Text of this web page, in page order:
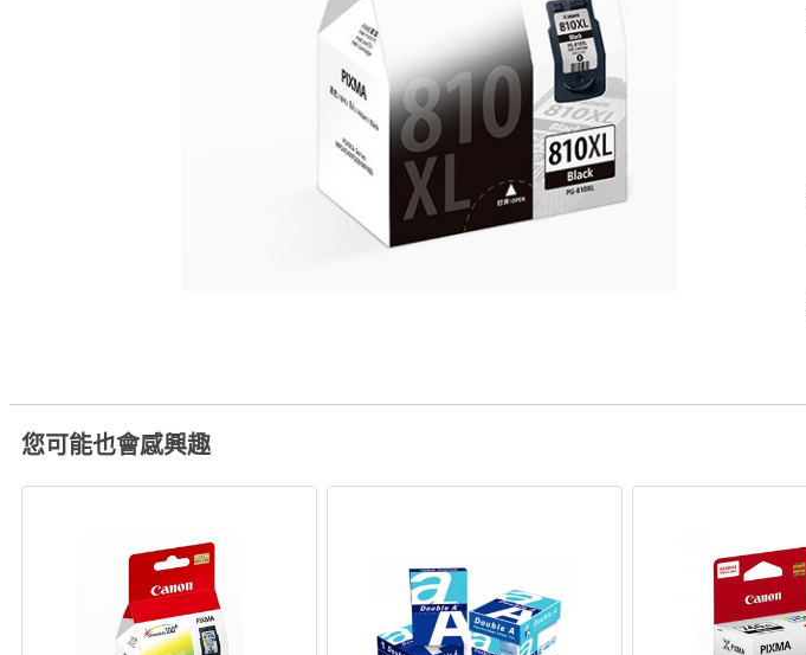
您可能也會感興趣